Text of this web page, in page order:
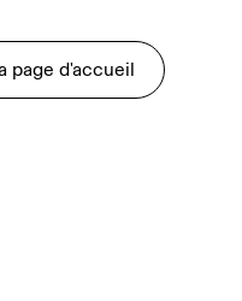
page d'accueil